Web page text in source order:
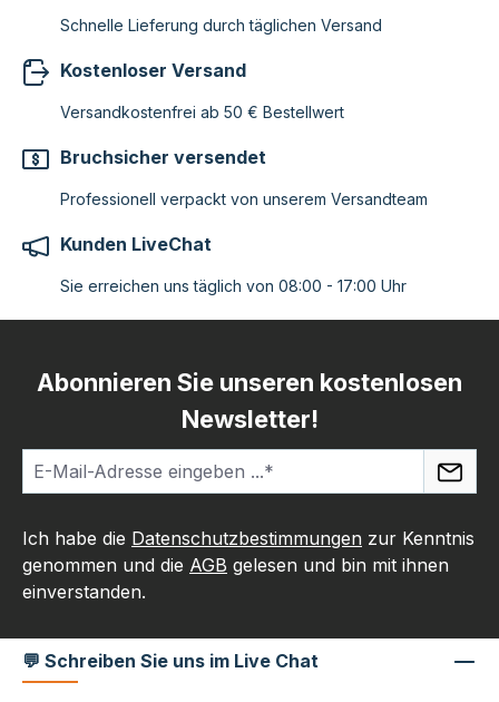
Schnelle Lieferung durch täglichen Versand
Kostenloser Versand
Versandkostenfrei ab 50 € Bestellwert
Bruchsicher versendet
Professionell verpackt von unserem Versandteam
Kunden LiveChat
Sie erreichen uns täglich von 08:00 - 17:00 Uhr
Abonnieren Sie unseren kostenlosen
Newsletter!
Ich habe die Datenschutzbestimmungen zur Kenntnis
genommen und die AGB gelesen und bin mit ihnen
einverstanden.
💬 Schreiben Sie uns im Live Chat